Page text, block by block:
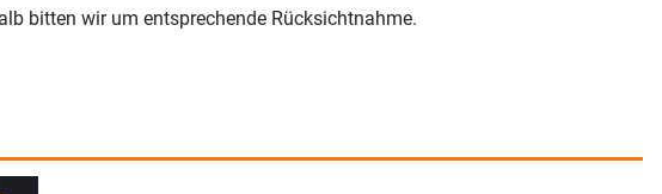
bitten wir um entsprechende Rücksichtnahme.